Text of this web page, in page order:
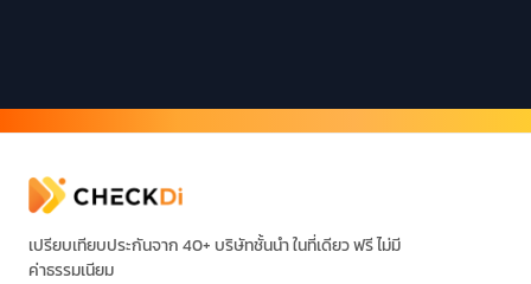
เปรียบเทียบประกันจาก 40+ บริษัทชั้นนำ ในที่เดียว ฟรี ไม่มี
ค่าธรรมเนียม